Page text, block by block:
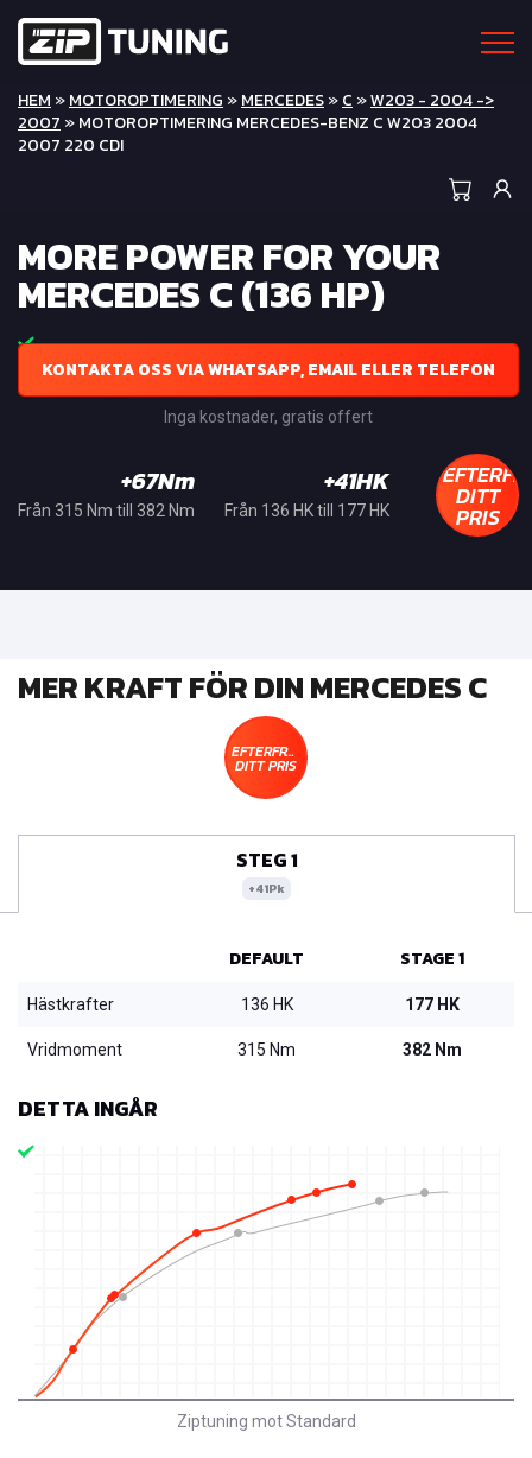
HEM »MOTOROPTIMERING »MERCEDES»C »W203 - 2004 ->
2007 » MOTOROPTIMERING MERCEDES-BENZ C W203 2004
2007 220 CDI
MORE POWER FOR YOUR
MERCEDES C (136 HP)
KONTAKTA OSS VIA WHATSAPP, EMAIL ELLER TELEFON
Inga kostnader, gratis offert
+67Nm
Från 315 Nm till 382 Nm
+41HK
Från 136 HK till 177 HK DITT
PRIS
MER KRAFT FÖR DIN MERCEDES C
EFTERFRÅGA
DITT PRIS
STEG 1
+41Pk
DEFAULT STAGE 1
Hästkrafter 136 HK 177 HK
Vridmoment 315 Nm 382 Nm
DETTA INGÅR
Ziptuning mot Standard